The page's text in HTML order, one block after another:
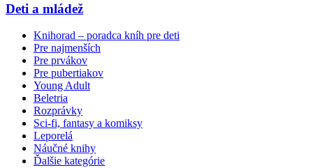
Deti a mládež
Knihorad – poradca kníh pre deti
Pre najmenších
Pre prvákov
Pre pubertiakov
Young Adult
Beletria
Rozprávky
Sci-fi, fantasy a komiksy
Leporelá
Náučné knihy
Ďalšie kategórie